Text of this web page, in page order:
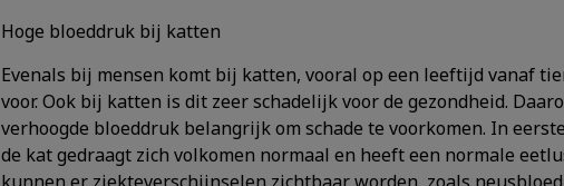
Hoge bloeddruk bij katten
Evenals bij mensen komt bij katten, vooral op een leeftijd vanaf
voor. Ook bij katten is dit zeer schadelijk voor de gezondheid.
verhoogde bloeddruk belangrijk om schade te voorkomen. In
de kat gedraagt zich volkomen normaal en heeft een normale